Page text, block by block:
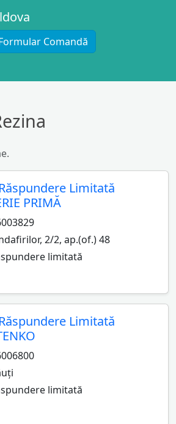
Comandă
Limitată
PRIMĂ
2/2, ap.(of.) 48
limitată
Limitată
limitată